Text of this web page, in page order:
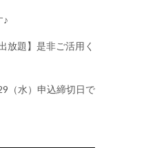
♪
放題】是非ご活用く
（水）申込締切日で